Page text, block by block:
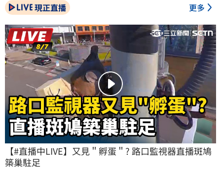
現正直播 更多
【#直播中LIVE】又見＂孵蛋＂? 路口監視器直播斑鳩
築巢駐足